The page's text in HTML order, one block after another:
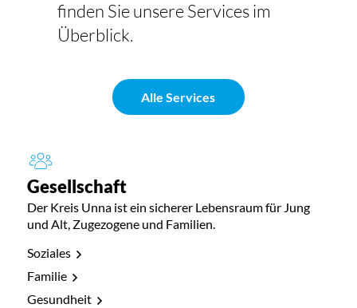
finden Sie unsere Services im
Überblick.
Alle Services
Gesellschaft
Der Kreis Unna ist ein sicherer Lebensraum für Jung
und Alt, Zugezogene und Familien.
Soziales
Familie
Gesundheit